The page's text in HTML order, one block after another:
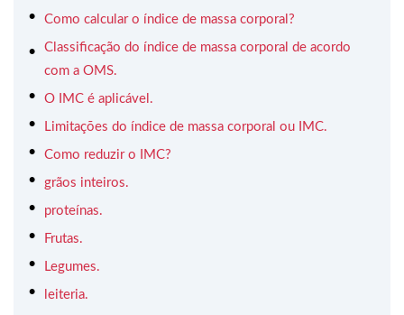
Como calcular o índice de massa corporal?
Classificação do índice de massa corporal de acordo
com a OMS.
O IMC é aplicável.
Limitações do índice de massa corporal ou IMC.
Como reduzir o IMC?
grãos inteiros.
proteínas.
Frutas.
Legumes.
leiteria.